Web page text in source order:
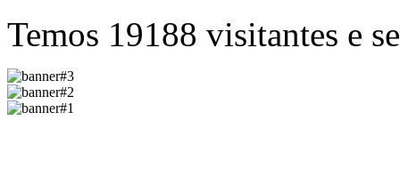
Temos 19188 visitantes e